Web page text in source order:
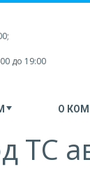
до 19:00
О
ТС